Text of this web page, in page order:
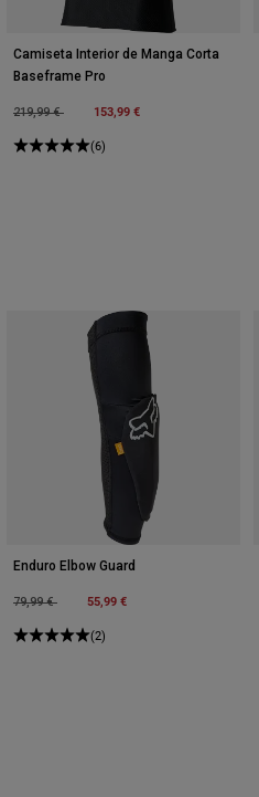
Camiseta Interior de Manga Corta
Baseframe Pro
Price reduced from
219,99 €to 153,99 €
(6)
Enduro Elbow Guard
Price reduced from
79,99 €to 55,99 €
(2)